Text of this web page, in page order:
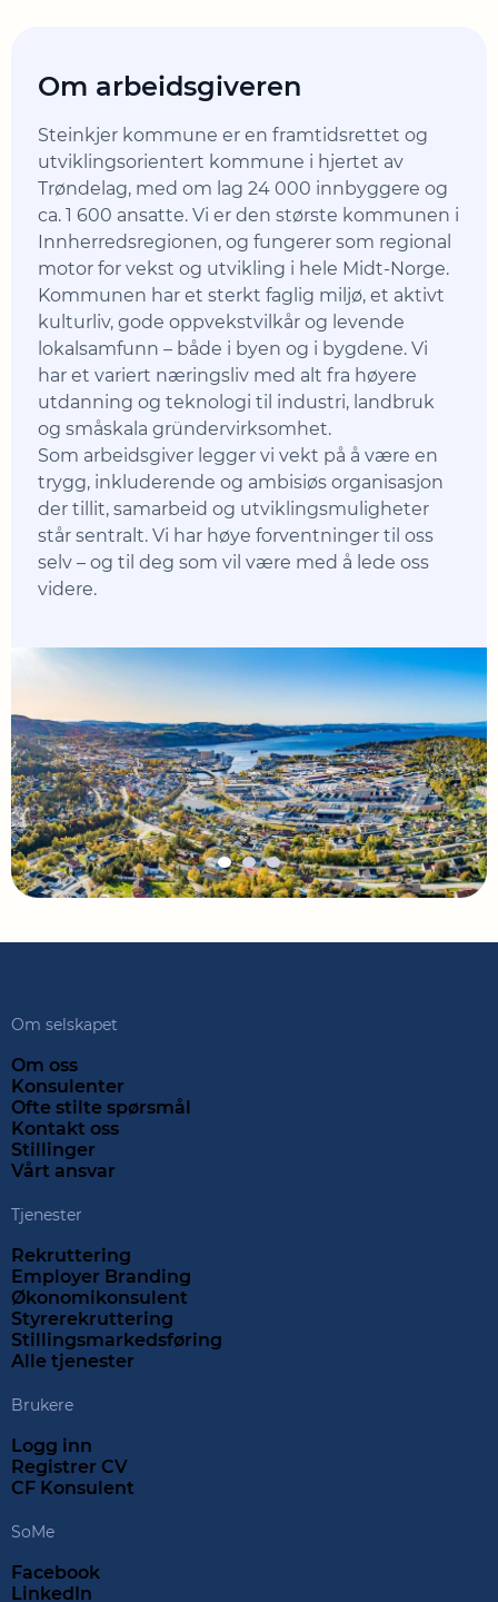
Om arbeidsgiveren
Steinkjer kommune er en framtidsrettet og
utviklingsorientert kommune i hjertet av
Trøndelag, med om lag 24 000 innbyggere og
ca. 1 600 ansatte. Vi er den største kommunen i
Innherredsregionen, og fungerer som regional
motor for vekst og utvikling i hele Midt-Norge.
Kommunen har et sterkt faglig miljø, et aktivt
kulturliv, gode oppvekstvilkår og levende
lokalsamfunn – både i byen og i bygdene. Vi
har et variert næringsliv med alt fra høyere
utdanning og teknologi til industri, landbruk
og småskala gründervirksomhet.
Som arbeidsgiver legger vi vekt på å være en
trygg, inkluderende og ambisiøs organisasjon
der tillit, samarbeid og utviklingsmuligheter
står sentralt. Vi har høye forventninger til oss
selv – og til deg som vil være med å lede oss
videre.
Om selskapet
Om oss
Konsulenter
Ofte stilte spørsmål
Kontakt oss
Stillinger
Vårt ansvar
Tjenester
Rekruttering
Employer Branding
Økonomikonsulent
Styrerekruttering
Stillingsmarkedsføring
Alle tjenester
Brukere
Logg inn
Registrer CV
CF Konsulent
SoMe
Facebook
LinkedIn